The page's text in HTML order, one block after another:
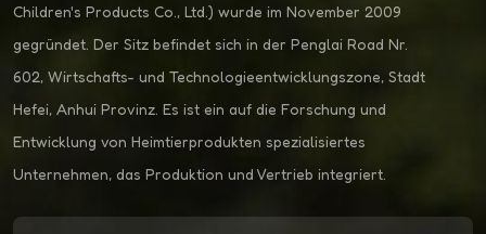
Children's Products Co., Ltd.) wurde im November 2009
gegründet. Der Sitz befindet sich in der Penglai Road Nr.
602, Wirtschafts- und Technologieentwicklungszone, Stadt
Hefei, Anhui Provinz. Es ist ein auf die Forschung und
Entwicklung von Heimtierprodukten spezialisiertes
Unternehmen, das Produktion und Vertrieb integriert.